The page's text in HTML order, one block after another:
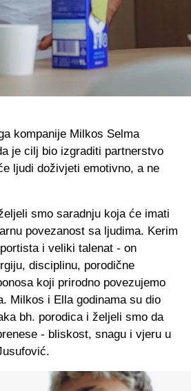
kompanije Milkos Selma
je cilj bio izgraditi partnerstvo
ljudi doživjeti emotivno, a ne
smo saradnju koja će imati
povezanost sa ljudima. Kerim
i veliki talenat - on
disciplinu, porodične
koji prirodno povezujemo
Milkos i Ella godinama su dio
bh. porodica i željeli smo da
- bliskost, snagu i vjeru u